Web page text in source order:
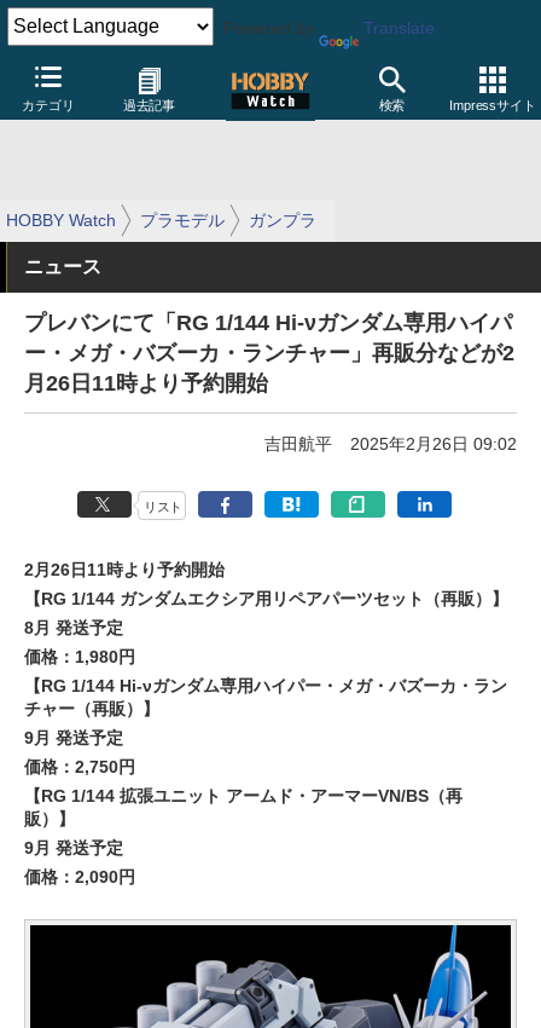
Powered by Translate
カテゴリ 過去記事 検索 Impressサイト
HOBBY Watch プラモデル ガンプラ
ニュース
プレバンにて「RG 1/144 Hi-νガンダム専用ハイパ
ー・メガ・バズーカ・ランチャー」再販分などが2
月26日11時より予約開始
吉田航平 2025年2月26日 09:02
リスト
2月26日11時より予約開始
【RG 1/144 ガンダムエクシア用リペアパーツセット（再販）】
8月 発送予定
価格：1,980円
【RG 1/144 Hi-νガンダム専用ハイパー・メガ・バズーカ・ラン
チャー（再販）】
9月 発送予定
価格：2,750円
【RG 1/144 拡張ユニット アームド・アーマーVN/BS（再
販）】
9月 発送予定
価格：2,090円